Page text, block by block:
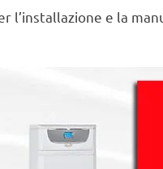
l’installazione e la